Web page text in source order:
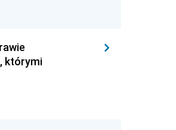
którymi